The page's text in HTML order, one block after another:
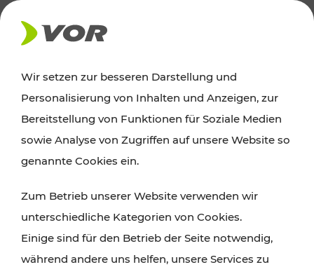
AKTUELLES
Ausflugstipps
Wien, Niederösterreich und das Burgenland
Wanderungen, Kultur und Gastronomie,
Radtouren oder purer Naturgenuss – viele
Attraktionen sind mit den Ticket- und Fahrplan-
Angeboten des VOR gut und schnell erreichbar.
Wir setzen zur besseren Darstellung und
Personalisierung von Inhalten und Anzeigen, zur
Bereitstellung von Funktionen für Soziale Medien
sowie Analyse von Zugriffen auf unsere Website so
genannte Cookies ein.
Zum Betrieb unserer Website verwenden wir
unterschiedliche Kategorien von Cookies.
Einige sind für den Betrieb der Seite notwendig,
während andere uns helfen, unsere Services zu